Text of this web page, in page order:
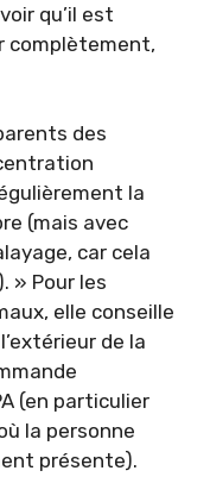
qu’il est
complètement,
des
la
(mais avec
car cela
» Pour les
elle conseille
de la
(en particulier
la personne
présente).